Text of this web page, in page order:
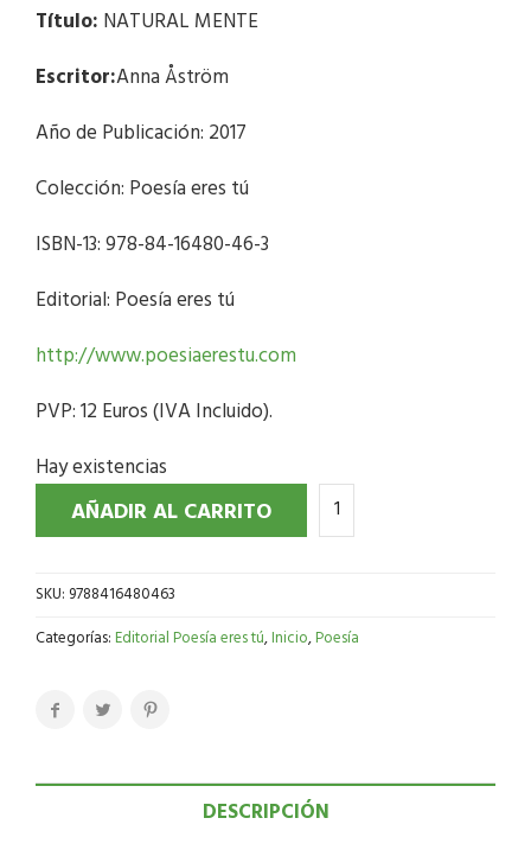
Título: NATURAL MENTE
Escritor:Anna Åström
Año de Publicación: 2017
Colección: Poesía eres tú
ISBN-13: 978-84-16480-46-3
Editorial: Poesía eres tú
http://www.poesiaerestu.com
PVP: 12 Euros (IVA Incluido).
Hay existencias
AÑADIR AL CARRITO
SKU: 9788416480463
Categorías:Editorial Poesía eres tú,Inicio,Poesía
DESCRIPCIÓN